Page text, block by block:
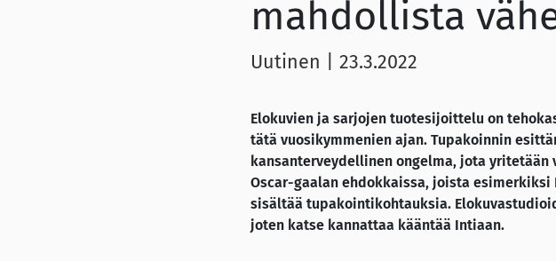
mahdollista
Uutinen 23.3.2022
Elokuvien ja sarjojen tuotesijoittelu on
tätä vuosikymmenien ajan. Tupakoinnin
kansanterveydellinen ongelma, jota
Oscar-gaalan ehdokkaissa, joista esimerkiksi
sisältää tupakointikohtauksia.
joten katse kannattaa kääntää Intiaan.